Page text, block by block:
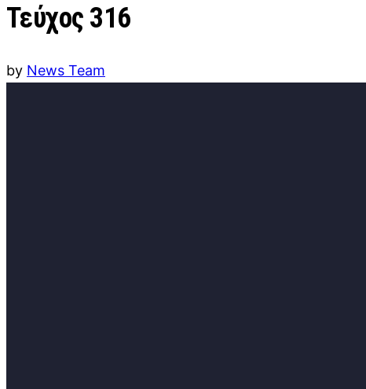
Τεύχος 316
by News Team